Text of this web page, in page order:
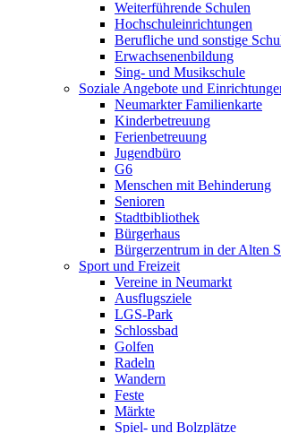
Weiterführende Schulen
Hochschuleinrichtungen
Berufliche und sonstige
Erwachsenenbildung
Sing- und Musikschule
Soziale Angebote und
Neumarkter Familienkarte
Kinderbetreuung
Ferienbetreuung
Jugendbüro
G6
Menschen mit Behinderung
Senioren
Stadtbibliothek
Bürgerhaus
Bürgerzentrum in der Alten
Sport und Freizeit
Vereine in Neumarkt
Ausflugsziele
LGS-Park
Schlossbad
Golfen
Radeln
Wandern
Feste
Märkte
Spiel- und Bolzplätze